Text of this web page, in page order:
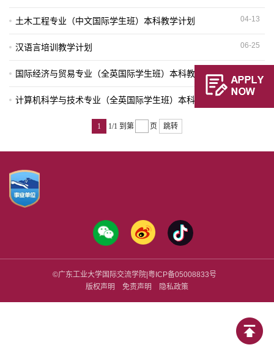
土木工程专业（中文国际学生班）本科教学计划 04-13
汉语言培训教学计划 06-25
国际经济与贸易专业（全英国际学生班）本科教学计划
计算机科学与技术专业（全英国际学生班）本科教学计划
1 1/1 到第 页 跳转
©广东工业大学国际交流学院| 粤ICP备05008833号
版权声明
免责声明 隐私政策